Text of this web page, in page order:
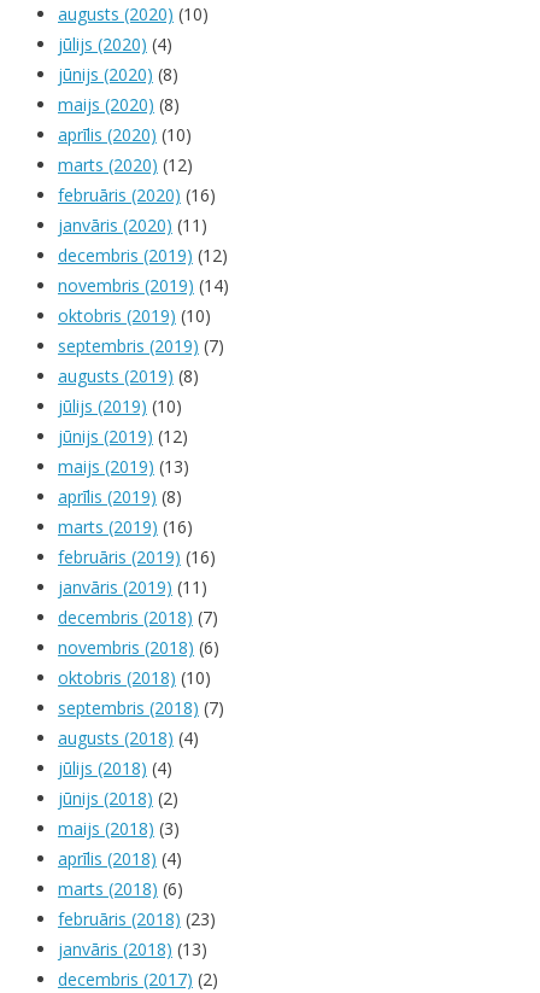
augusts (2020) (10)
jūlijs (2020) (4)
jūnijs (2020) (8)
maijs (2020) (8)
aprīlis (2020) (10)
marts (2020) (12)
februāris (2020) (16)
janvāris (2020) (11)
decembris (2019) (12)
novembris (2019) (14)
oktobris (2019) (10)
septembris (2019) (7)
augusts (2019) (8)
jūlijs (2019) (10)
jūnijs (2019) (12)
maijs (2019) (13)
aprīlis (2019) (8)
marts (2019) (16)
februāris (2019) (16)
janvāris (2019) (11)
decembris (2018) (7)
novembris (2018) (6)
oktobris (2018) (10)
septembris (2018) (7)
augusts (2018) (4)
jūlijs (2018) (4)
jūnijs (2018) (2)
maijs (2018) (3)
aprīlis (2018) (4)
marts (2018) (6)
februāris (2018) (23)
janvāris (2018) (13)
decembris (2017) (2)